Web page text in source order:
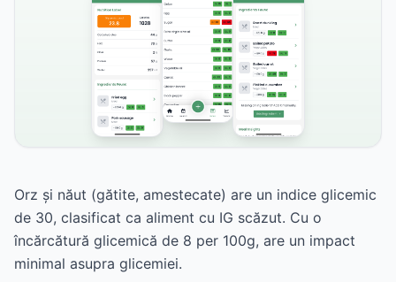
Orz și năut (gătite, amestecate) are un indice glicemic
de 30, clasificat ca aliment cu IG scăzut. Cu o
încărcătură glicemică de 8 per 100g, are un impact
minimal asupra glicemiei.